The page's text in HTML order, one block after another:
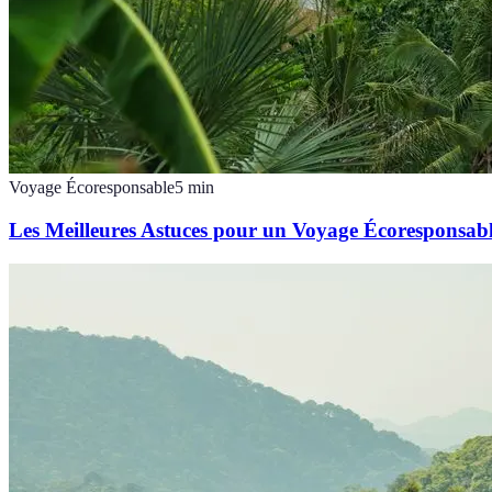
Voyage Écoresponsable5 min
Les Meilleures Astuces pour un Voyage